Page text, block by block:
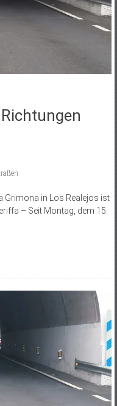
Grimona in Los Realejos ist
– Seit Montag, dem 15.